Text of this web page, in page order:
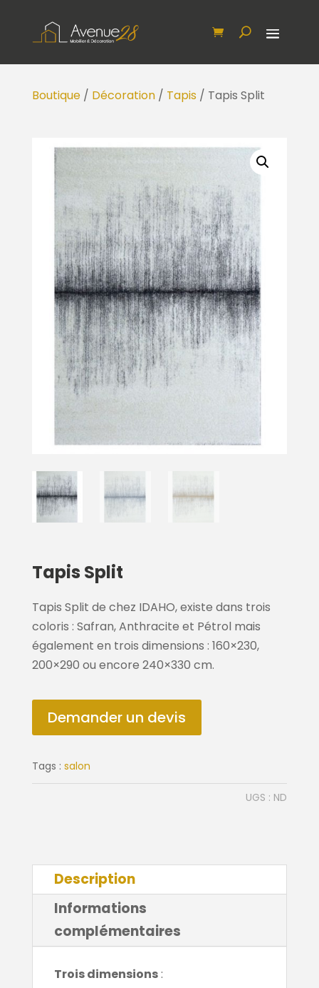
Boutique/ Décoration/ Tapis/ Tapis Split
Tapis Split
Tapis Split de chez IDAHO, existe dans trois
coloris : Safran, Anthracite et Pétrol mais
également en trois dimensions : 160×230,
200×290 ou encore 240×330 cm.
Demander un devis
Tags : salon
UGS : ND
Description
Informations
complémentaires
Trois dimensions: